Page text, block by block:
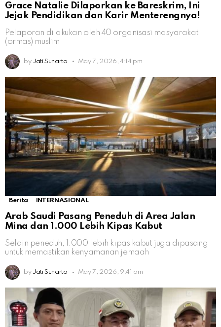
Grace Natalie Dilaporkan ke Bareskrim, Ini
Jejak Pendidikan dan Karir Menterengnya!
Pelaporan dilakukan oleh 40 organisasi masyarakat
(ormas) muslim
by Jati Sunarto May 7, 2026, 4:14 pm
Berita INTERNASIONAL
Arab Saudi Pasang Peneduh di Area Jalan
Mina dan 1.000 Lebih Kipas Kabut
Selain peneduh, 1.000 lebih kipas kabut juga dipasang
untuk memastikan kenyamanan jemaah
by Jati Sunarto May 7, 2026, 9:41 am